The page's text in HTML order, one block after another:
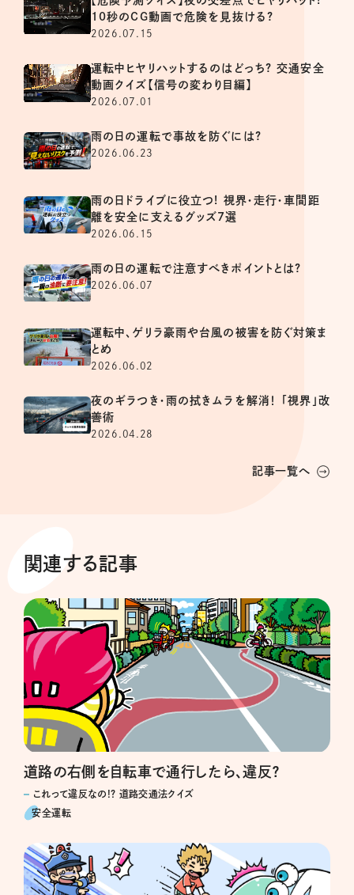
10秒のCG動画で危険を見抜ける?
2026.07.15
運転中ヒヤリハットするのはどっち? 交通安全
動画クイズ【信号の変わり目編】
2026.07.01
雨の日の運転で事故を防ぐには?
2026.06.23
雨の日ドライブに役立つ! 視界・走行・車間距
離を安全に支えるグッズ7選
2026.06.15
雨の日の運転で注意すべきポイントとは?
2026.06.07
運転中、ゲリラ豪雨や台風の被害を防ぐ対策ま
とめ
2026.06.02
夜のギラつき・雨の拭きムラを解消！ 「視界」改
善術
2026.04.28
記事一覧へ
関連する記事
道路の右側を自転車で通行したら、違反？
これって違反なの!? 道路交通法クイズ
安全運転